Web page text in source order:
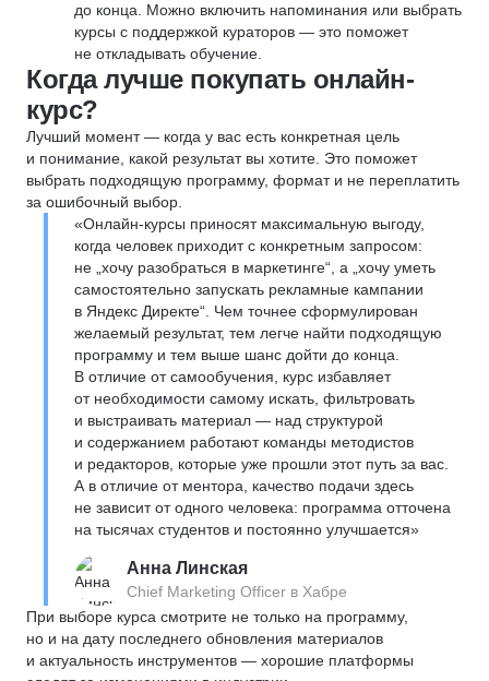
до конца. Можно включить напоминания или выбрать
курсы с поддержкой кураторов — это поможет
не откладывать обучение.
Когда лучше покупать онлайн-
курс?
Лучший момент — когда у вас есть конкретная цель
и понимание, какой результат вы хотите. Это поможет
выбрать подходящую программу, формат и не переплатить
за ошибочный выбор.
«Онлайн-курсы приносят максимальную выгоду,
когда человек приходит с конкретным запросом:
не „хочу разобраться в маркетинге“, а „хочу уметь
самостоятельно запускать рекламные кампании
в Яндекс Директе“. Чем точнее сформулирован
желаемый результат, тем легче найти подходящую
программу и тем выше шанс дойти до конца.
В отличие от самообучения, курс избавляет
от необходимости самому искать, фильтровать
и выстраивать материал — над структурой
и содержанием работают команды методистов
и редакторов, которые уже прошли этот путь за вас.
А в отличие от ментора, качество подачи здесь
не зависит от одного человека: программа отточена
на тысячах студентов и постоянно улучшается»
Анна Линская
Chief Marketing Officer в Хабре
При выборе курса смотрите не только на программу,
но и на дату последнего обновления материалов
и актуальность инструментов — хорошие платформы